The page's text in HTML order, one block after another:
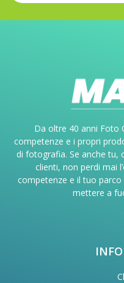
Da oltre 40 anni Foto
competenze e i propri
di fotografia. Se anche tu,
clienti, non perdi mai
competenze e il tuo
mettere a